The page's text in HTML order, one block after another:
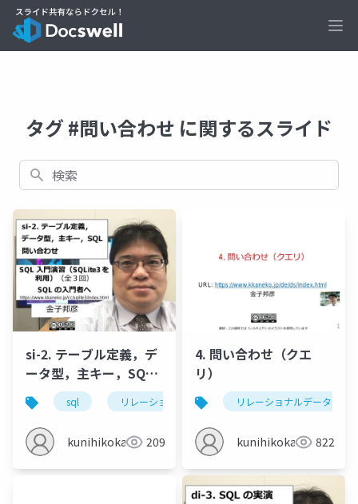
タグ #問い合わせ に関するスライド
検索
si-2. テーブル定義，デ
ータ型，主キー，SQL
問い合わせ
sql リレーショナルデータベース sqlite3
kunihikokaneko209
4. 問い合わせ（クエ
リ）
リレーショナルデータベー
kunihikokaneko822